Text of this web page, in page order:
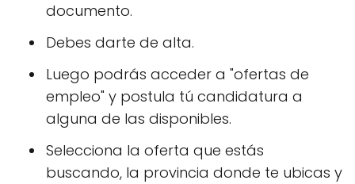
documento.
Debes darte de alta.
Luego podrás acceder a "ofertas de
empleo" y postula tú candidatura a
alguna de las disponibles.
Selecciona la oferta que estás
buscando, la provincia donde te ubicas y